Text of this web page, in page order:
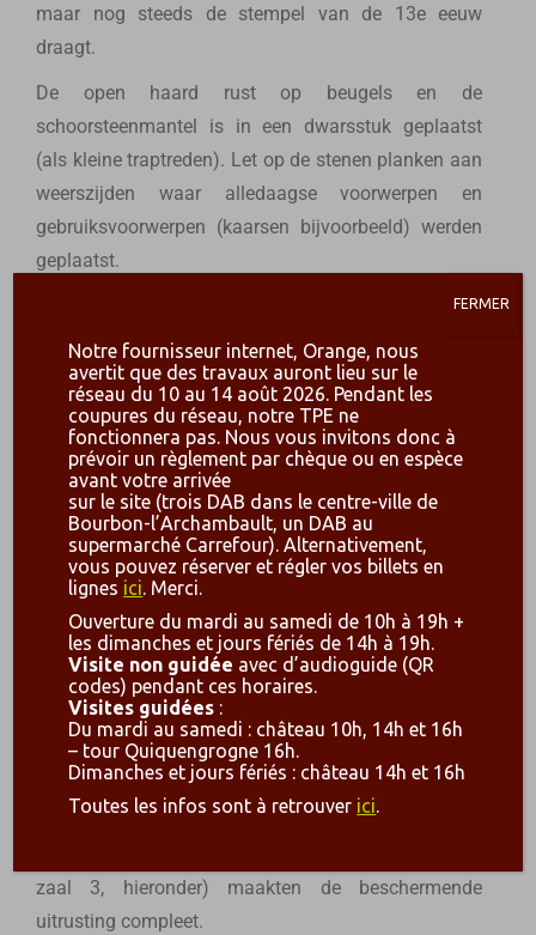
maar nog steeds de stempel van de 13e eeuw
draagt.
De open haard rust op beugels en de
schoorsteenmantel is in een dwarsstuk geplaatst
(als kleine traptreden). Let op de stenen planken aan
weerszijden waar alledaagse voorwerpen en
gebruiksvoorwerpen (kaarsen bijvoorbeeld) werden
geplaatst.
Ook opmerkelijk zijn de vier inkepingen die in de
binnenkant van de twee beugels van de schoorsteen
zijn uitgesneden. Het blijft een mysterie waarvoor ze
werden gebruikt en hoe ze werden gedateerd, maar
het is mogelijk dat ze werden gebruikt om vlees of
vis te roken… hangend aan metalen staven die in de
inkepingen werden gestoken.
De “haubert”, of maliënkolder, was in gebruik tussen
ongeveer 1100 en 1300, met of zonder “camail”
(muts van hetzelfde materiaal). Het was gemaakt
van geassembleerd stalen gaas en reikte tot aan de
knieën; het was aan de zijkanten ingesneden om
gemakkelijker in het zadel te kunnen stappen. Steeds
vaker droeg de strijder een soort overjas over zijn
“cotte”, de tabar (of tabberd), waarop al snel zijn
kleuren verschenen; het werd dan de « cotte d’arme »
zaal 3, hieronder) maakten de beschermende
uitrusting compleet.
Notre fournisseur internet, Orange, nous
avertit que des travaux auront lieu sur le
réseau du 10 au 14 août 2026. Pendant les
coupures du réseau, notre TPE ne
fonctionnera pas. Nous vous invitons donc à
prévoir un règlement par chèque ou en espèce
avant votre arrivée
sur le site (trois DAB dans le centre-ville de
Bourbon-l’Archambault, un DAB au
supermarché Carrefour). Alternativement,
vous pouvez réserver et régler vos billets en
lignes ici. Merci.
Ouverture du mardi au samedi de 10h à 19h +
les dimanches et jours fériés de 14h à 19h.
Visite non guidée avec d’audioguide (QR
codes) pendant ces horaires.
Visites guidées :
Du mardi au samedi : château 10h, 14h et 16h
– tour Quiquengrogne 16h.
Dimanches et jours fériés : château 14h et 16h
Toutes les infos sont à retrouver ici.
FERMER